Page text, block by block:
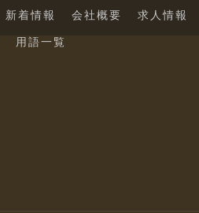
新着情報 会社概要 求人情報
用語一覧